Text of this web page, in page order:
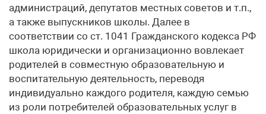
администраций, депутатов местных советов и т.п.,
а также выпускников школы. Далее в
соответствии со ст. 1041 Гражданского кодекса РФ
школа юридически и организационно вовлекает
родителей в совместную образовательную и
воспитательную деятельность, переводя
индивидуально каждого родителя, каждую семью
из роли потребителей образовательных услуг в